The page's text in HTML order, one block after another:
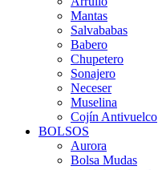
Mantas
Salvababas
Babero
Chupetero
Sonajero
Neceser
Muselina
Cojín Antivuelco
BOLSOS
Aurora
Bolsa Mudas